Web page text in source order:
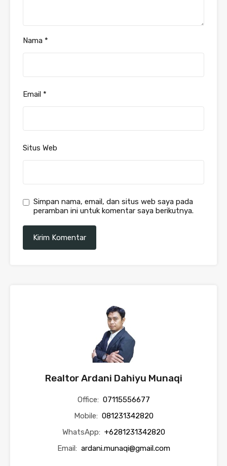
Nama *
Email *
Situs Web
Simpan nama, email, dan situs web saya pada
peramban ini untuk komentar saya berikutnya.
Realtor Ardani Dahiyu Munaqi
Office: 07115556677
Mobile: 081231342820
WhatsApp: +6281231342820
Email: ardani.munaqi@gmail.com